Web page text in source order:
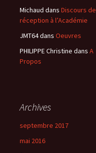
Michaud dans Discours de
réception à l’Académie
JMT64dans Oeuvres
PHILIPPE Christine dans A
Propos
Archives
septembre 2017
mai 2016